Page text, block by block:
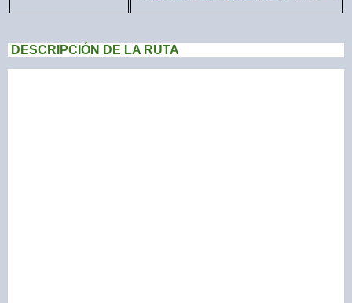
DESCRIPCIÓN DE LA RUTA